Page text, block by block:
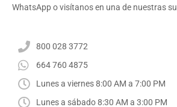
WhatsApp o visítanos en una de nuestras
800 028 3772
664 760 4875
Lunes a viernes 8:00 AM a 7:00 PM
Lunes a sábado 8:30 AM a 3:00 PM